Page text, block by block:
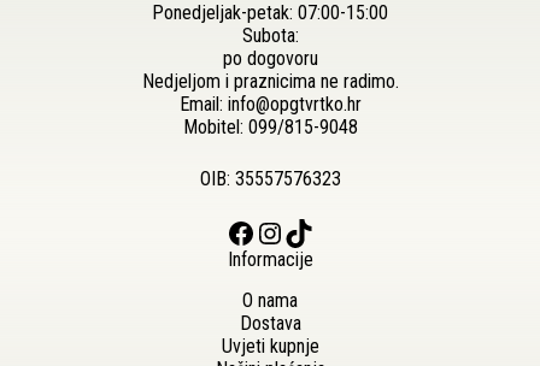
Ponedjeljak-petak: 07:00-15:00
Subota:
po dogovoru
Nedjeljom i praznicima ne radimo.
Email: info@opgtvrtko.hr
Mobitel: 099/815-9048
OIB: 35557576323
Facebook Instagram TikTok
Informacije
O nama
Dostava
Uvjeti kupnje